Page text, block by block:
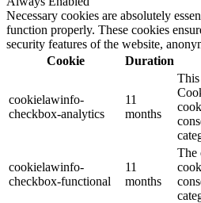
Necessary cookies are absolutely
function properly. These cookies
security features of the website,
Cookie
Duration
cookielawinfo-
checkbox-analytics
11
months
cookielawinfo-
checkbox-functional
11
months
The